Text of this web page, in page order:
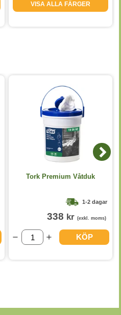
VISA ALLA FÄRGER
Tork Premium Våtduk
1-2 dagar
338 kr (exkl. moms)
KÖP